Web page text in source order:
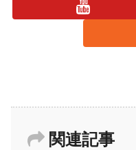
関連記事